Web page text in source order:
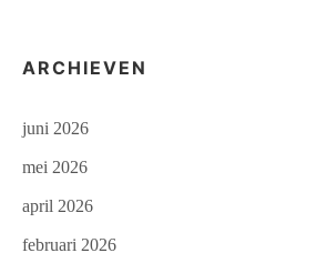
ARCHIEVEN
juni 2026
mei 2026
april 2026
februari 2026